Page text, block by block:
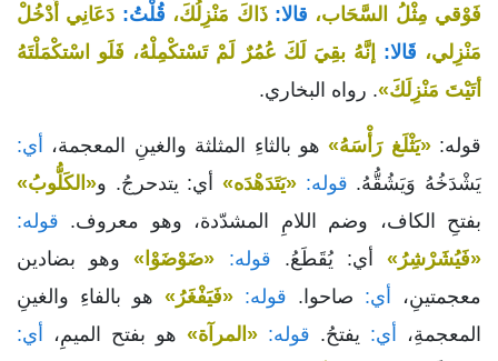
فَوْقي مِثْلُ السَّحَاب، قالا: ذَاكَ مَنْزِلُكَ، قُلْتُ: دَعَانِي أَدْخُلْ
مَنْزِلي، قَالا: إنَّهُ بقِيَ لَكَ عُمُرٌ لَمْ تَسْتكْمِلْهُ، فَلَو اسْتكْمَلْتَهُ
أتَيْتَ مَنْزِلَكَ». رواه البخاري.
قوله:«يَثْلَغ رَأْسَهُ»هو بالثاءِ المثلثة والغينِ المعجمة، أي:
يَشْدَخُهُ وَيَشُقُّهُ. قوله: «يَتَدَهْدَه» أي: يتدحرجُ. و«الكَلُّوبُ»
بفتحِ الكاف، وضم اللامِ المشدّدة، وهو معروف. قوله:
«فَيُشَرْشِرُ»أي: يُقَطَعُ. قوله: «ضَوْضَوْا»وهو بضادين
معجمتينِ، أي: صاحوا. قوله: «فَيَفْغَرُ» هو بالفاءِ والغينِ
المعجمةِ، أي: يفتحُ. قوله: «المرآة» هو بفتح الميمِ، أي: